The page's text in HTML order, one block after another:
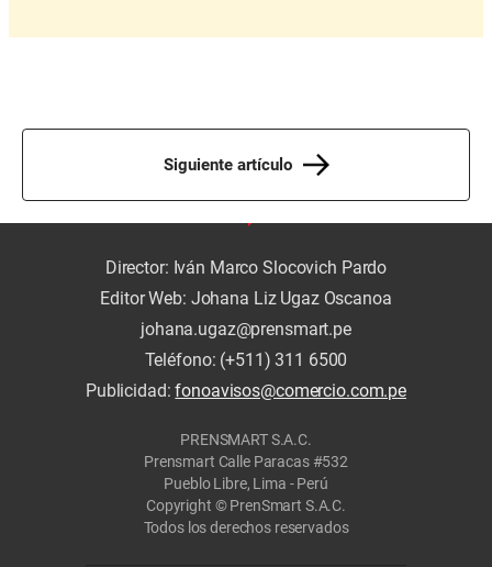
Siguiente artículo
Director: Iván Marco Slocovich Pardo
Editor Web: Johana Liz Ugaz Oscanoa
johana.ugaz@prensmart.pe
Teléfono: (+511) 311 6500
Publicidad:fonoavisos@comercio.com.pe
PRENSMART S.A.C.
Prensmart Calle Paracas #532
Pueblo Libre, Lima - Perú
Copyright © PrenSmart S.A.C.
Todos los derechos reservados